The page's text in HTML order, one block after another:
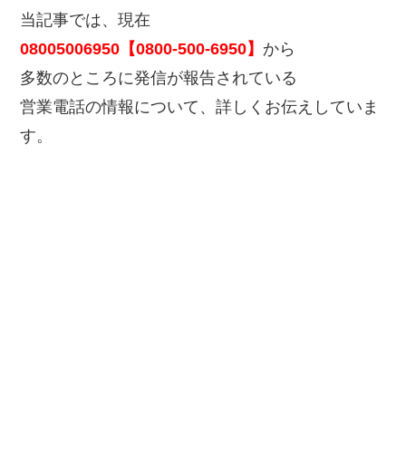
当記事では、現在
08005006950【0800-500-6950】 から
多数のところに発信が報告されている
営業電話の情報について、詳しくお伝えしていま
す。